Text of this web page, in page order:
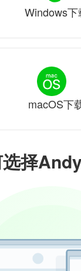
择
Windows下
macOS下